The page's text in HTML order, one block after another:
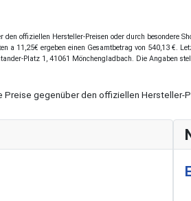
offiziellen Hersteller-Preisen oder durch besondere
a 11,25€ ergeben einen Gesamtbetrag von 540,13
Platz 1, 41061 Mönchengladbach. Die Angaben
Preise gegenüber den offiziellen